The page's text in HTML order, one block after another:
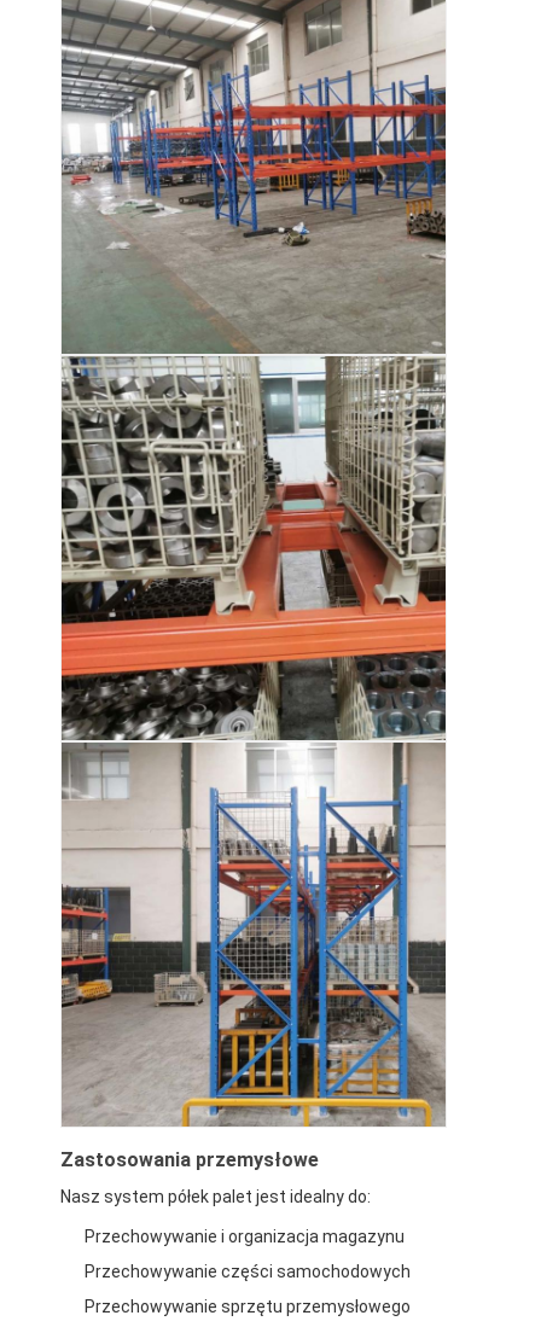
Zastosowania przemysłowe
Nasz system półek palet jest idealny do:
Przechowywanie i organizacja magazynu
Przechowywanie części samochodowych
Przechowywanie sprzętu przemysłowego